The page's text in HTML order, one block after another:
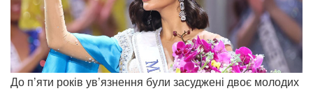
До п’яти років ув’язнення були засуджені двоє молодих